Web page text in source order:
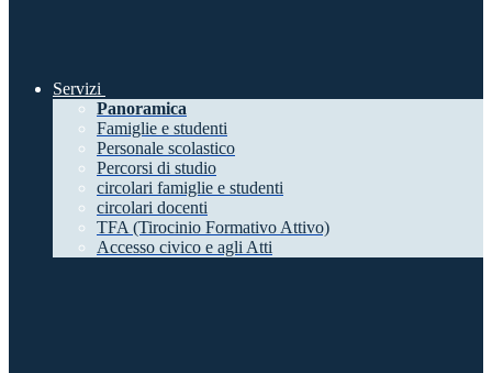
Servizi
Panoramica
Famiglie e studenti
Personale scolastico
Percorsi di studio
circolari famiglie e studenti
circolari docenti
TFA (Tirocinio Formativo Attivo)
Accesso civico e agli Atti